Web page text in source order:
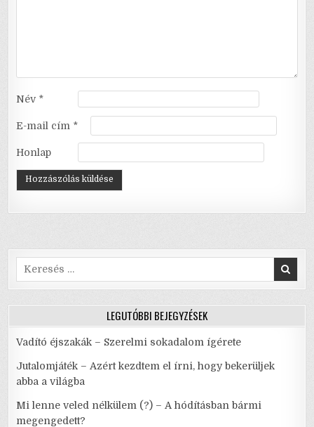
Név *
E-mail cím *
Honlap
Search
for:
LEGUTÓBBI BEJEGYZÉSEK
Vadító éjszakák – Szerelmi sokadalom ígérete
Jutalomjáték – Azért kezdtem el írni, hogy bekerüljek
abba a világba
Mi lenne veled nélkülem (?) – A hódításban bármi
megengedett?